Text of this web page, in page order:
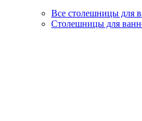
Все столешницы для
Столешницы для